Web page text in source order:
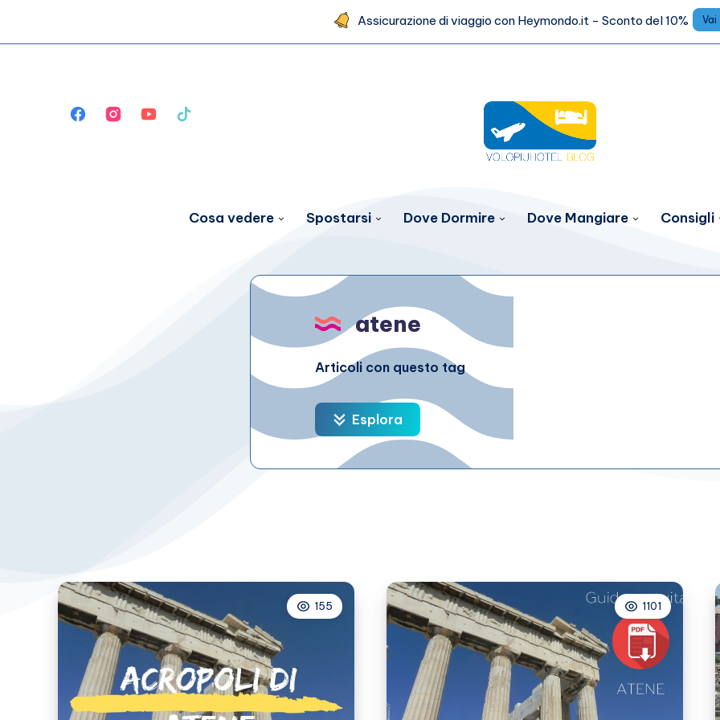
Assicurazione di viaggio con Heymondo.it - Sconto del 10% Vai
Cosa vedere Spostarsi Dove Dormire Dove Mangiare Consigli
atene
Articoli con questo tag
Esplora
155 1101